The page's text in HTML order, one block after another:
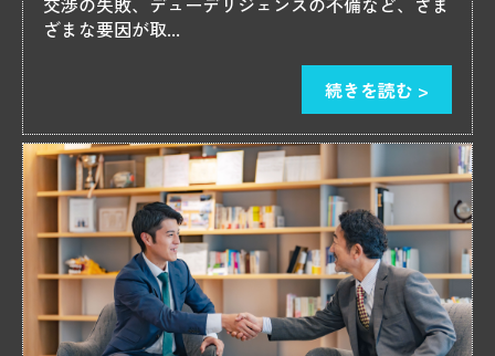
ざまな要因が取...
続きを読む >